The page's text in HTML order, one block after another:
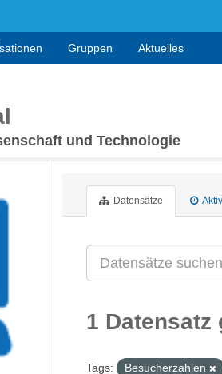
Gruppen Aktuelles
und Technologie
Datensätze
1 Datensatz
Tags: Besucherzahlen